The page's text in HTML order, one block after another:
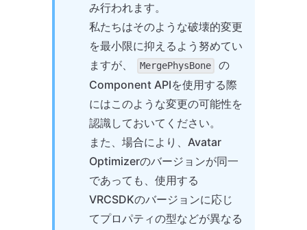
み行われます。
私たちはそのような破壊的変更
を最小限に抑えるよう努めてい
ますが、
MergePhysBone
の
Component APIを使用する際
にはこのような変更の可能性を
認識しておいてください。
また、場合により、Avatar
Optimizerのバージョンが同一
であっても、使用する
VRCSDKのバージョンに応じ
てプロパティの型などが異なる